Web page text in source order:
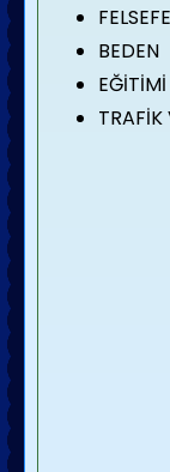
FELSEFE
BEDEN
TRAFİK